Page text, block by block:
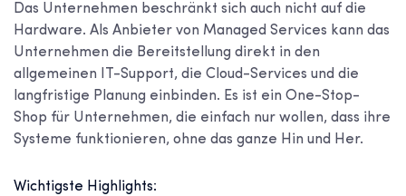
Das Unternehmen beschränkt sich auch nicht auf die
Hardware. Als Anbieter von Managed Services kann das
Unternehmen die Bereitstellung direkt in den
allgemeinen IT-Support, die Cloud-Services und die
langfristige Planung einbinden. Es ist ein One-Stop-
Shop für Unternehmen, die einfach nur wollen, dass ihre
Systeme funktionieren, ohne das ganze Hin und Her.
Wichtigste Highlights: